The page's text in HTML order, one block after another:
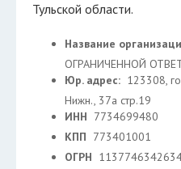
Тульской области.
Название
ОГРАНИЧЕННОЙ
Юр. адрес: 123308,
Нижн., 37а стр.19
ИНН 7734699480
КПП 773401001
ОГРН